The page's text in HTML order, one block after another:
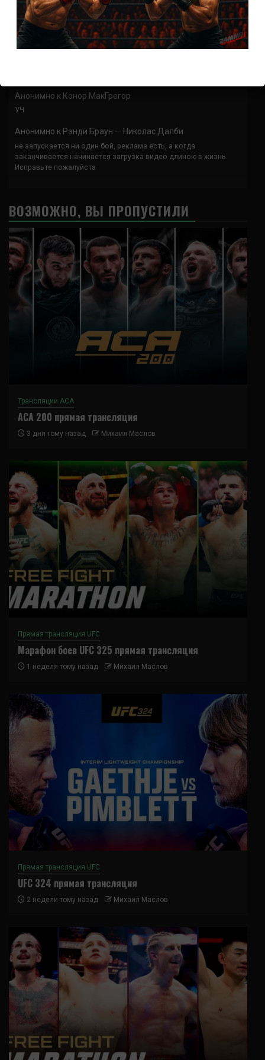
Спасибо что выложили этот супер техничный бой
Анонимнок UFC 324 прямая трансляция
А как смотреть с ноутбука?
Анонимно к Конор МакГрегор
УЧ
Анонимно к Рэнди Браун — Николас Далби
не запускается ни один бой, реклама есть, а когда
заканчивается начинается загрузка видео длиною в жизнь.
Исправьте пожалуйста
ВОЗМОЖНО, ВЫ ПРОПУСТИЛИ
Трансляции ACA
ACA 200 прямая трансляция
3 дня тому назад Михаил Маслов
Прямая трансляция UFC
Марафон боев UFC 325 прямая трансляция
1 неделя тому назад Михаил Маслов
Прямая трансляция UFC
UFC 324 прямая трансляция
2 недели тому назад Михаил Маслов